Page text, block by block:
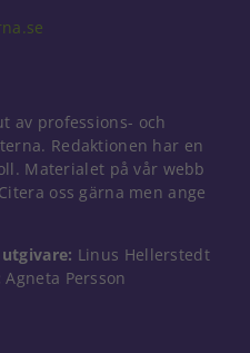
av professions- och
Redaktionen har en
Materialet på vår webb
oss gärna men ange
Linus Hellerstedt
Agneta Persson